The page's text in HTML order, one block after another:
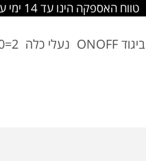
טווח האספקה הינו עד 14 ימי עסקים
ביגוד ONOFF נעלי כלה 2=49.90 ש"ח